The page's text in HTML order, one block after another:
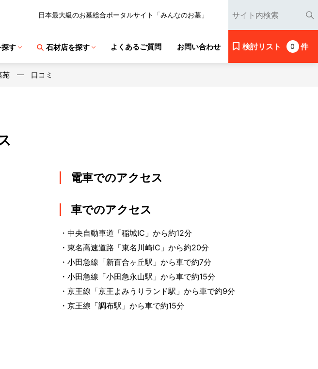
日本最大級のお墓総合ポータルサイト「みんなのお墓」
探す 石材店を探す よくあるご質問 お問い合わせ 検討リスト 0 件
苑 口コミ
電車でのアクセス
車でのアクセス
・中央自動車道「稲城IC」から約12分
・東名高速道路「東名川崎IC」から約20分
・小田急線「新百合ヶ丘駅」から車で約7分
・小田急線「小田急永山駅」から車で約15分
・京王線「京王よみうりランド駅」から車で約9分
・京王線「調布駅」から車で約15分